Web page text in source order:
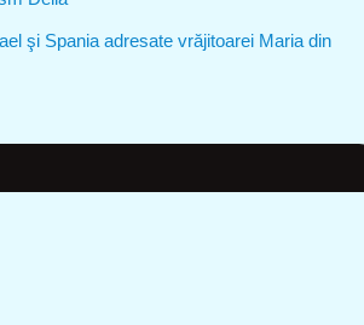
şi Spania adresate vrăjitoarei Maria din